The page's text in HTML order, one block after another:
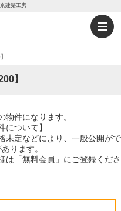
建築工房
】
物件になります。
について】
未定などにより、一般公開がで
ります。
は「無料会員」にご登録くださ